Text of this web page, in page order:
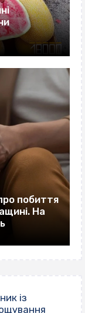
побиття
На
із